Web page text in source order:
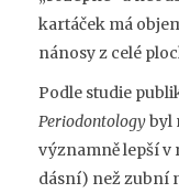
kartáček má
nánosy z celé
Podle studie
Periodontologybyl
významně lepší
dásní) než zubní